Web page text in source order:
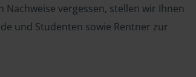
vergessen, stellen wir Ihnen
und Studenten sowie Rentner zur